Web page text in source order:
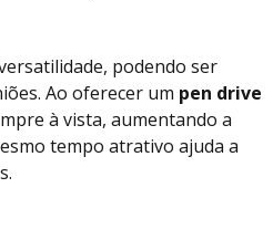
podendo ser
Ao oferecer um pen drive
à vista, aumentando a
tempo atrativo ajuda a